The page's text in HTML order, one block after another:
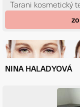
Tarani kosmetický
NINA HALADYOVÁ